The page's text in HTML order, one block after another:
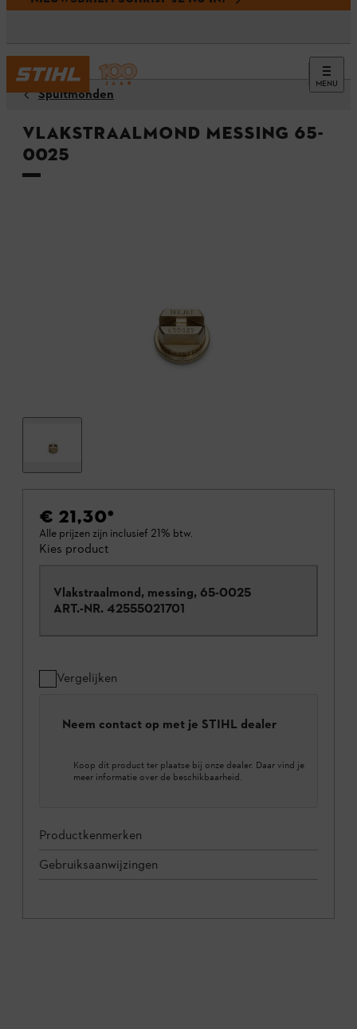
MENU
Spuitmonden
Vlakstraalmond messing 65-
0025
€ 21,30*
Alle prijzen zijn inclusief 21% btw.
Kies product
Vlakstraalmond, messing, 65-0025
ART.-NR. 42555021701
Vergelijken
Neem contact op met je STIHL dealer
Koop dit product ter plaatse bij onze dealer. Daar vind je
meer informatie over de beschikbaarheid.
Productkenmerken
Gebruiksaanwijzingen